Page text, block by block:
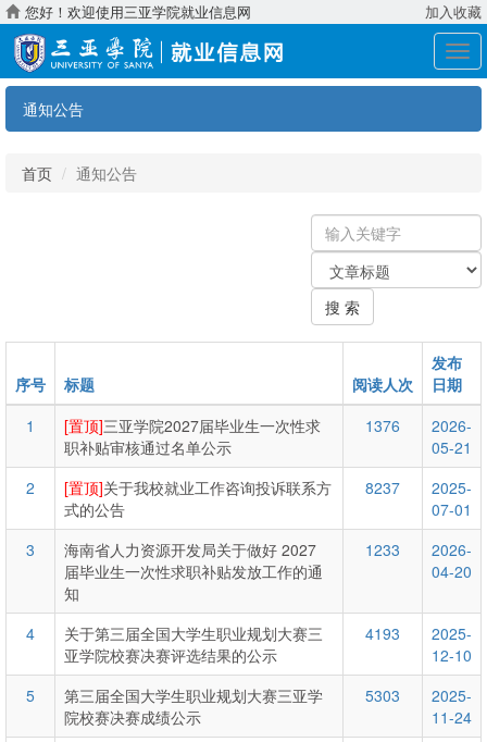
您好！欢迎使用三亚学院就业信息网 加入收藏
展
开
通知公告
首页 通知公告
输
入
键
字：
关
键
类
型
搜 索
序号 标题 阅读人次
发布
日期
1
[置顶]三亚学院2027届毕业生一次性求
职补贴审核通过名单公示
1376
2026-
05-21
2
[置顶]关于我校就业工作咨询投诉联系方
式的公告
8237
2025-
07-01
3
海南省人力资源开发局关于做好 2027
届毕业生一次性求职补贴发放工作的通
知
1233
2026-
04-20
4
关于第三届全国大学生职业规划大赛三
亚学院校赛决赛评选结果的公示
4193
2025-
12-10
5
第三届全国大学生职业规划大赛三亚学
院校赛决赛成绩公示
5303
2025-
11-24